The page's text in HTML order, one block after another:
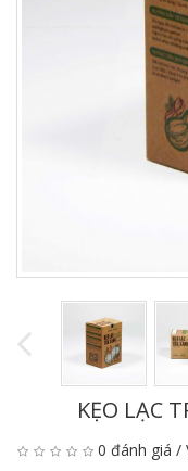
KẸO LẠC
0 đánh giá /